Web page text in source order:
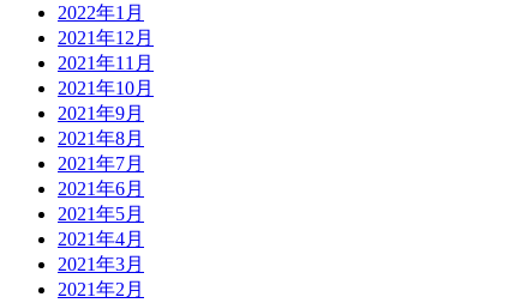
2022年1月
2021年12月
2021年11月
2021年10月
2021年9月
2021年8月
2021年7月
2021年6月
2021年5月
2021年4月
2021年3月
2021年2月